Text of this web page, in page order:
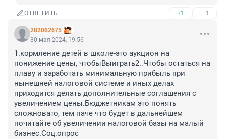
ОТВЕТИТЬ +1 –1
282062675
30 мая 2024, 19:56
1.кормление детей в школе-это аукцион на
понижение цены, чтобыВыиграть2..Чтобы остаться на
плаву и заработать минимальную прибыль при
нынешней налоговой системе и иных делах
приходится делать дополнительные соглашения с
увеличением цены.Бюджетникам это понять
сложновато, тем паче что будет в дальнейшем
почитайте об увеличении налоговой базы на малый
бизнес.Соц.опрос